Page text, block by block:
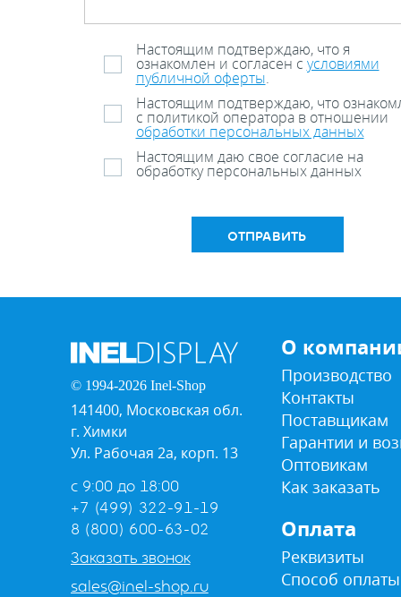
Настоящим подтверждаю, что я
ознакомлен и согласен с условиями
публичной оферты.
Настоящим подтверждаю, что
с политикой оператора в отношении
обработки персональных данных
Настоящим даю свое согласие на
обработку персональных данных
ОТПРАВИТЬ
© 1994-2026 Inel-Shop
141400, Московская обл.
г. Химки
Ул. Рабочая 2а, корп. 13
с 9:00 до 18:00
+7 (499) 322-91-19
8 (800) 600-63-02
Заказать звонок
sales@inel-shop.ru
О
Производство
Контакты
Поставщикам
Гарантии и
Оптовикам
Как заказать
Оплата
Реквизиты
Способ оплаты